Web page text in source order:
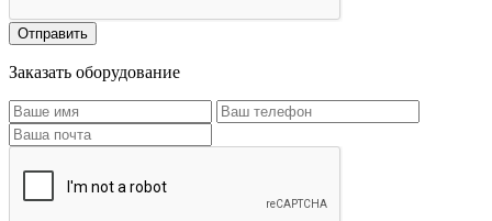
Заказать оборудование